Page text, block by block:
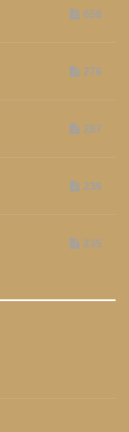
658
276
267
236
235